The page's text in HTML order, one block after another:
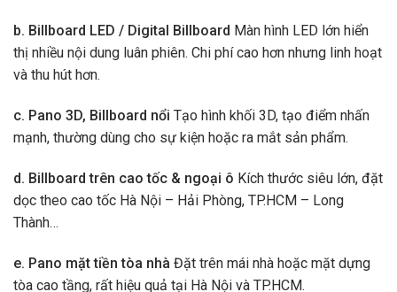
b. Billboard LED / Digital Billboard Màn hình LED lớn hiển
thị nhiều nội dung luân phiên. Chi phí cao hơn nhưng linh hoạt
và thu hút hơn.
c. Pano 3D, Billboard nổi Tạo hình khối 3D, tạo điểm nhấn
mạnh, thường dùng cho sự kiện hoặc ra mắt sản phẩm.
d. Billboard trên cao tốc & ngoại ô Kích thước siêu lớn, đặt
dọc theo cao tốc Hà Nội – Hải Phòng, TP.HCM – Long
Thành…
e. Pano mặt tiền tòa nhà Đặt trên mái nhà hoặc mặt dựng
tòa cao tầng, rất hiệu quả tại Hà Nội và TP.HCM.